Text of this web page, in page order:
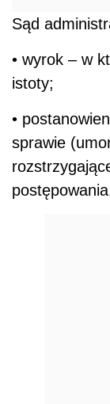
Sąd
• wyrok – w
istoty;
•
sprawie